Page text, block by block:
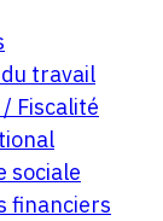
travail
Fiscalité
sociale
financiers